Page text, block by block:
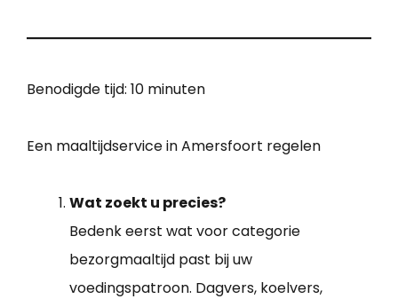
Benodigde tijd: 10 minuten
Een maaltijdservice in Amersfoort regelen
Wat zoekt u precies?
Bedenk eerst wat voor categorie
bezorgmaaltijd past bij uw
voedingspatroon. Dagvers, koelvers,